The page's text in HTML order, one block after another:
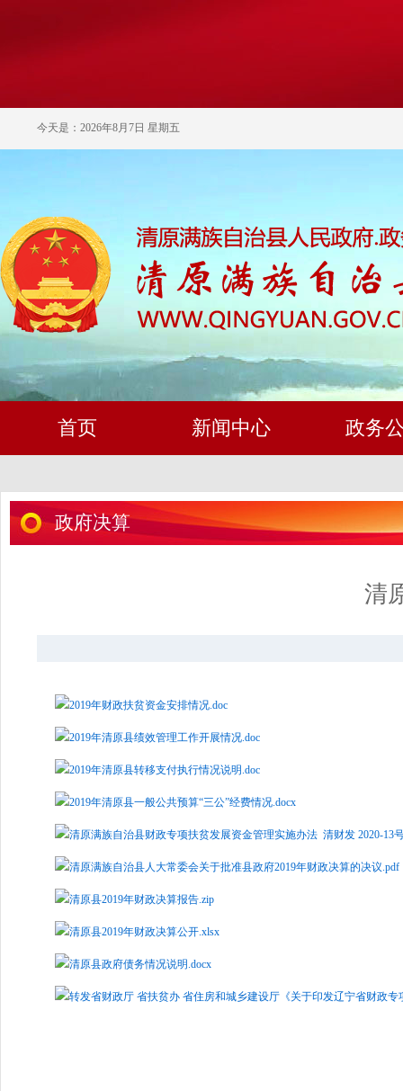
今天是：2026年8月7日 星期五
首页 新闻中心 政务
政府决算
清
2019年财政扶贫资金安排情况.doc
2019年清原县绩效管理工作开展情况.doc
2019年清原县转移支付执行情况说明.doc
2019年清原县一般公共预算“三公”经费情况.docx
清原满族自治县财政专项扶贫发展资金管理实施办法 清财发 2020-13
清原满族自治县人大常委会关于批准县政府2019年财政决算的决议.pdf
清原县2019年财政决算报告.zip
清原县2019年财政决算公开.xlsx
清原县政府债务情况说明.docx
转发省财政厅 省扶贫办 省住房和城乡建设厅《关于印发辽宁省财政